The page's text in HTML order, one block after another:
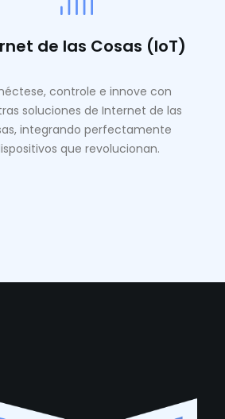
de las Cosas (IoT)
controle e innove con
soluciones de Internet de las
integrando perfectamente
que revolucionan.